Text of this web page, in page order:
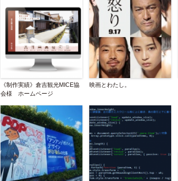
《制作実績》倉吉観光MICE協
会様 ホームページ
映画とわたし。